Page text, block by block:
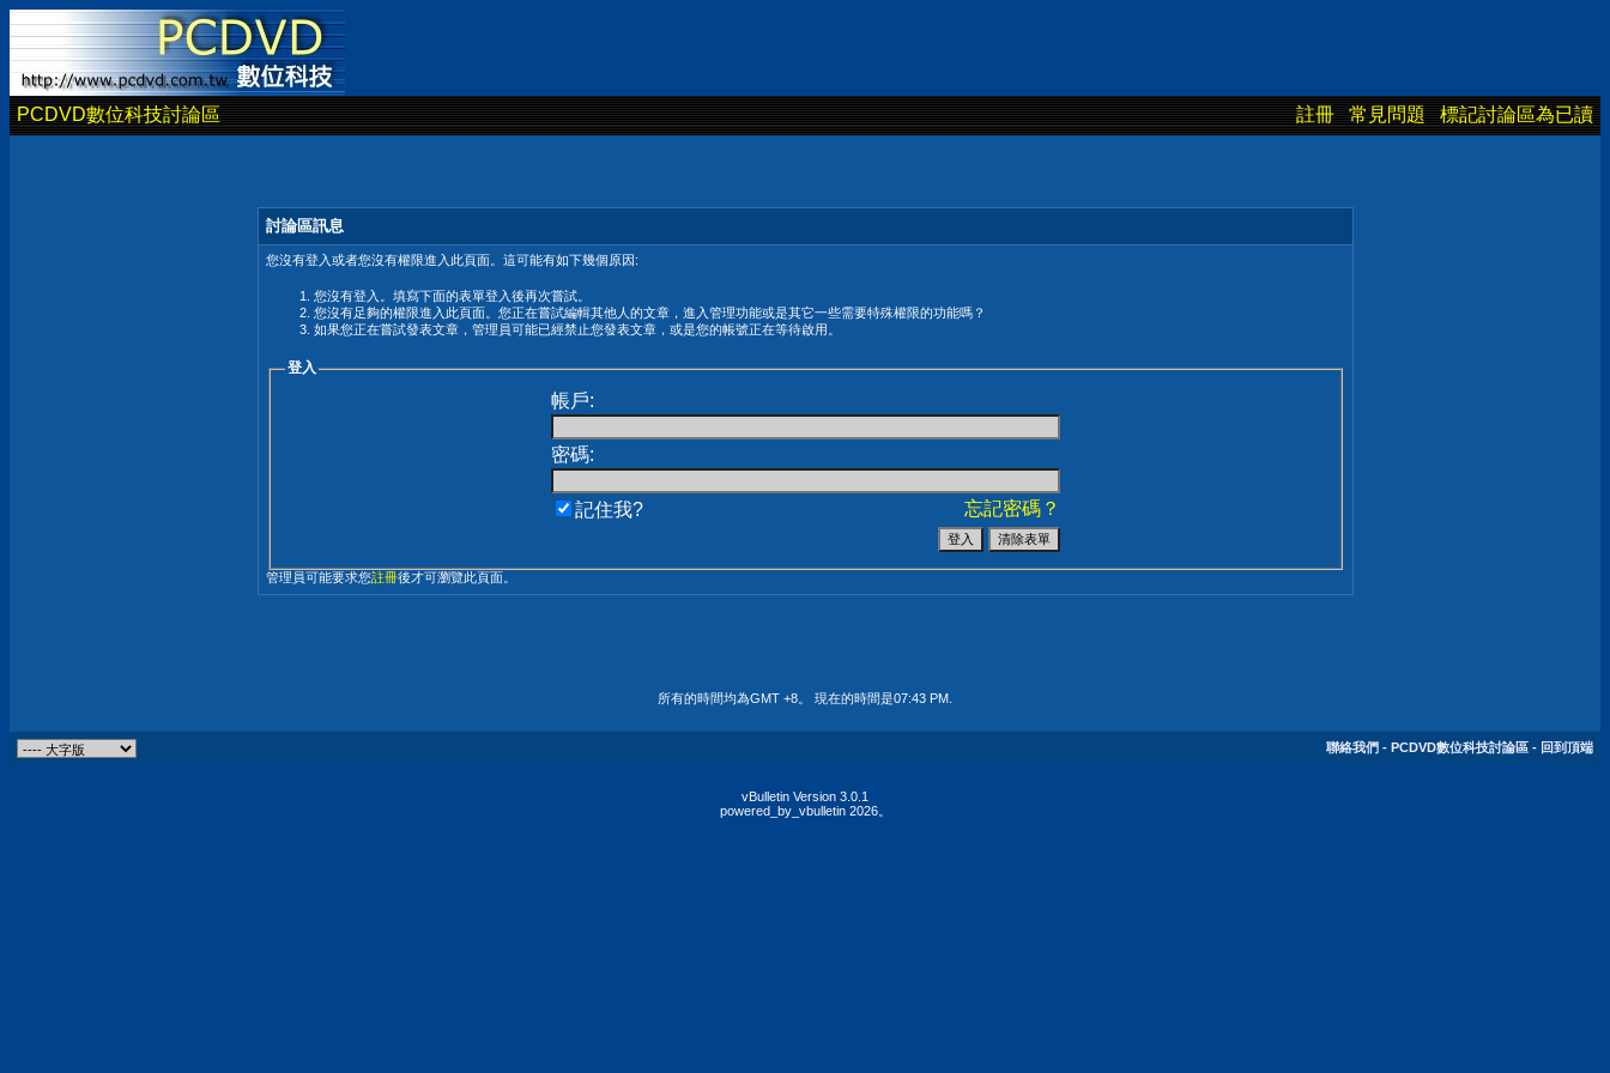
PCDVD數位科技討論區 註冊 常見問題 標記討論區為已讀
討論區訊息
您沒有登入或者您沒有權限進入此頁面。這可能有如下幾個原因:
您沒有登入。填寫下面的表單登入後再次嘗試。
您沒有足夠的權限進入此頁面。您正在嘗試編輯其他人的文章，進入管理功能或是其它一些需要特殊權限的功能嗎？
如果您正在嘗試發表文章，管理員可能已經禁止您發表文章，或是您的帳號正在等待啟用。
登入
帳戶:
密碼:
忘記密碼？
記住我?
管理員可能要求您註冊後才可瀏覽此頁面。
所有的時間均為GMT +8。 現在的時間是07:43 PM
聯絡我們 - PCDVD數位科技討論區 - 回到頂端
vBulletin Version 3.0.1
powered_by_vbulletin 2026。